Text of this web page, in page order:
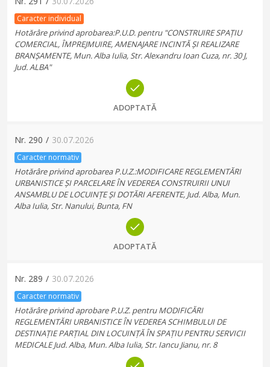
Caracter individual
Hotărâre privind aprobarea:P.U.D. pentru "CONSTRUIRE SPAȚIU
COMERCIAL, ÎMPREJMUIRE, AMENAJARE INCINTĂ ȘI REALIZARE
BRANȘAMENTE, Mun. Alba Iulia, Str. Alexandru Ioan Cuza, nr. 30 J,
Jud. ALBA"
ADOPTATĂ
Nr. 290 / 30.07.2026
Caracter normativ
Hotărâre privind aprobarea P.U.Z.:MODIFICARE REGLEMENTĂRI
URBANISTICE ȘI PARCELARE ÎN VEDEREA CONSTRUIRII UNUI
ANSAMBLU DE LOCUINȚE ȘI DOTĂRI AFERENTE, Jud. Alba, Mun.
Alba Iulia, Str. Nanului, Bunta, FN
ADOPTATĂ
Nr. 289 / 30.07.2026
Caracter normativ
Hotărâre privind aprobare P.U.Z. pentru MODIFICĂRI
REGLEMENTĂRI URBANISTICE ÎN VEDEREA SCHIMBULUI DE
DESTINAȚIE PARȚIAL DIN LOCUINȚĂ ÎN SPAȚIU PENTRU SERVICII
MEDICALE Jud. Alba, Mun. Alba Iulia, Str. Iancu Jianu, nr. 8